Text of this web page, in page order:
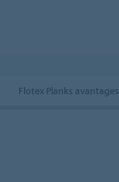
Flotex Planks avantages